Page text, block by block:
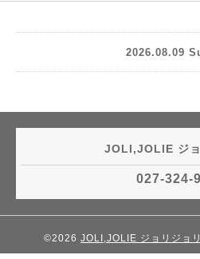
2026.08.09
JOLI,JOLIE ジョ
027-324-
©2026 JOLI,JOLIE ジョリジョリ